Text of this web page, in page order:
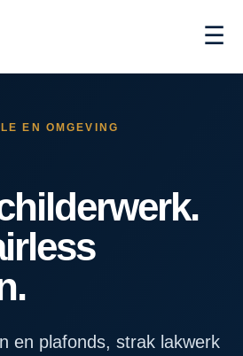
☰
EN OMGEVING
en plafonds, strak lakwerk